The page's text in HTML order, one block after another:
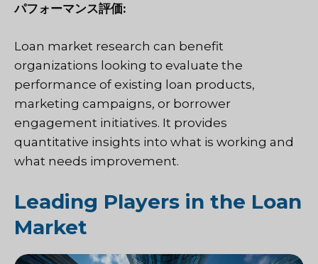
パフォーマンス評価:
Loan market research can benefit
organizations looking to evaluate the
performance of existing loan products,
marketing campaigns, or borrower
engagement initiatives. It provides
quantitative insights into what is working and
what needs improvement.
Leading Players in the Loan
Market